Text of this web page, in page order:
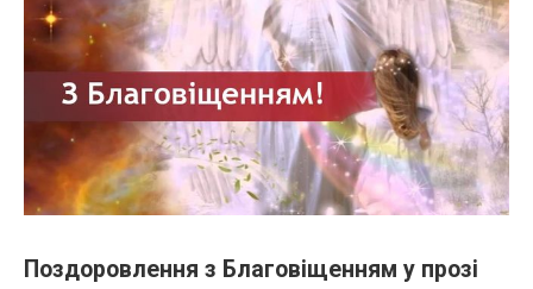
Поздоровлення з Благовіщенням у прозі